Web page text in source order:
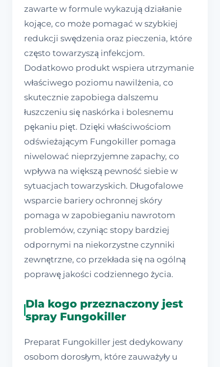
zawarte w formule wykazują działanie
kojące, co może pomagać w szybkiej
redukcji swędzenia oraz pieczenia, które
często towarzyszą infekcjom.
Dodatkowo produkt wspiera utrzymanie
właściwego poziomu nawilżenia, co
skutecznie zapobiega dalszemu
łuszczeniu się naskórka i bolesnemu
pękaniu pięt. Dzięki właściwościom
odświeżającym Fungokiller pomaga
niwelować nieprzyjemne zapachy, co
wpływa na większą pewność siebie w
sytuacjach towarzyskich. Długofalowe
wsparcie bariery ochronnej skóry
pomaga w zapobieganiu nawrotom
problemów, czyniąc stopy bardziej
odpornymi na niekorzystne czynniki
zewnętrzne, co przekłada się na ogólną
poprawę jakości codziennego życia.
Dla kogo przeznaczony jest
spray Fungokiller
Preparat Fungokiller jest dedykowany
osobom dorosłym, które zauważyły u